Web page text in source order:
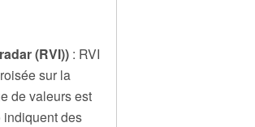
(RVI)): RVI
sur la
de valeurs est
indiquent des